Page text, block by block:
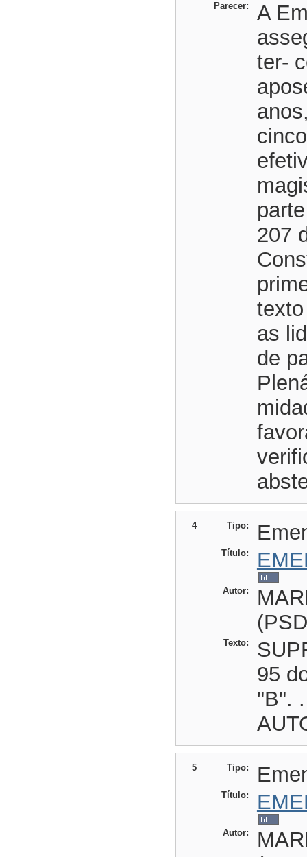
Parecer:
A
ter-
207
as
de
4 Tipo:
Título:
Autor:
Texto:
95
"B".
5 Tipo:
Título:
Autor: